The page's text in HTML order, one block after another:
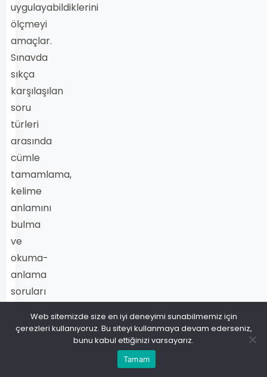
uygulayabildiklerini
ölçmeyi
amaçlar.
Sınavda
sıkça
karşılaşılan
soru
türleri
arasında
cümle
tamamlama,
kelime
anlamını
bulma
ve
okuma-
anlama
soruları
alır.
Web sitemizde size en iyi deneyimi sunabilmemiz için
çerezleri kullanıyoruz. Bu siteyi kullanmaya devam ederseniz,
bunu kabul ettiğinizi varsayarız.
Tamam